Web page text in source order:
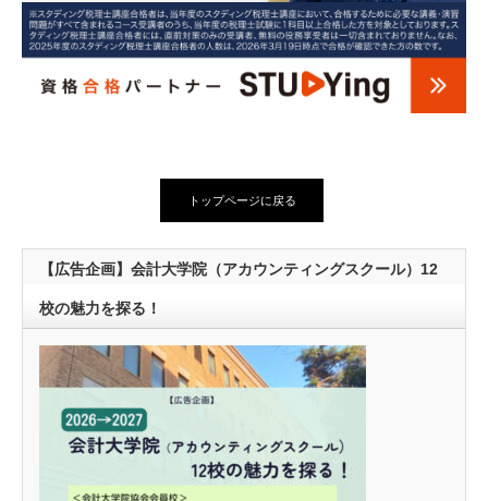
トップページに戻る
【広告企画】会計大学院（アカウンティングスクール）12
校の魅力を探る！